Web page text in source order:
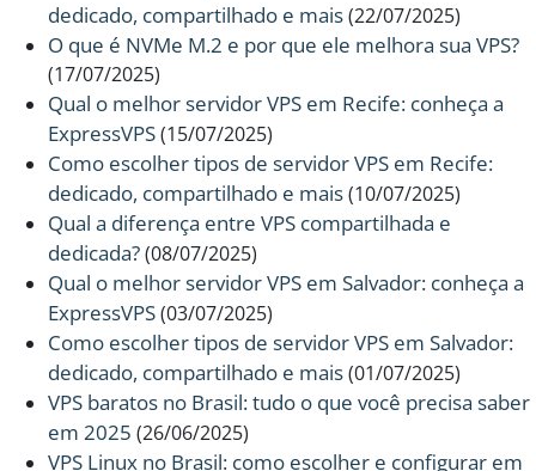
dedicado, compartilhado e mais(22/07/2025)
O que é NVMe M.2 e por que ele melhora sua VPS?
(17/07/2025)
Qual o melhor servidor VPS em Recife: conheça a
ExpressVPS(15/07/2025)
Como escolher tipos de servidor VPS em Recife:
dedicado, compartilhado e mais(10/07/2025)
Qual a diferença entre VPS compartilhada e
dedicada?(08/07/2025)
Qual o melhor servidor VPS em Salvador: conheça a
ExpressVPS(03/07/2025)
Como escolher tipos de servidor VPS em Salvador:
dedicado, compartilhado e mais(01/07/2025)
VPS baratos no Brasil: tudo o que você precisa saber
em 2025 (26/06/2025)
VPS Linux no Brasil: como escolher e configurar em